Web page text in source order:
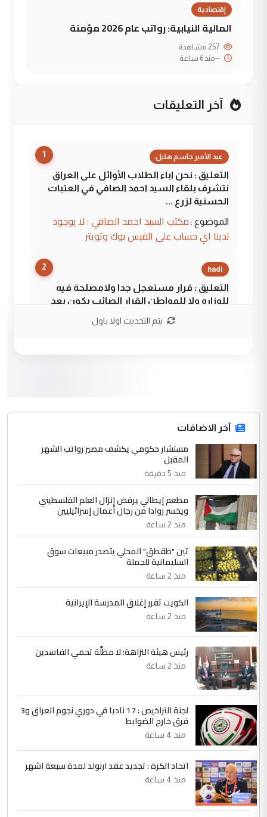
إقتصادية
المالية النيابية: رواتب عام 2026 مؤمنة
--منذ 6 ساعة
آخر التعليقات
1 عبد الأمير جاسم هليل
التعليق : نحن اباء الطلاب الأوائل على العراق
نتشرف بلقاء السيد احمد الصافي في العتبات
الحسنية لزرع ...
الموضوع : مكتب السيد احمد الصافي : لا يوجود
لدينا اي حساب على الفيس بوك وتويتر
2 hadi
التعليق : قرار مستعجل جدا ولامصلحة فيه
للوزاره ولا للمواطن القرار الصائب يكون بعد
جنسية الرافد الثالث للعراق ومن اصول عريقة
ابا فرات ...
الموضوع :
الجواهري يرد على صدام حسين سل
مضجعيك يابن الزنا (نص كامل)
سردار
التعليق : واحد من عصابة علي ماما يسقط
جنسية الرافد الثالث للعراق ومن اصول عريقة
ابا فرات ...
الموضوع :
الجواهري يرد على صدام حسين سل
مضجعيك يابن الزنا (نص كامل)
حيدر عاشور
التعليق : تحياتي لك استاذ حامدتركان. كلام
دقيق ومسؤول؛ فالاستثمار الحقيقي للإنسان
وثروات البلد يعتمد على الكفاءة ...
الموضوع :
بين الإهمال واغتصاب الأرض.. بلاد
الرافدين تعاني الجفاف والتصحر!!
يتم التحديث اولا باول
آخر الاضافات
مستشار حكومي يكشف مصير رواتب الشهر
المقبل
منذ 5 دقيقة
مطعم إيطالي يرفض إنزال العلم الفلسطيني
ويخسر روادا من رجال أعمال إسرائيليين
منذ 2 ساعة
تين "طقطق" المحلي يتصدر مبيعات سوق
السليمانية للجملة
منذ 2 ساعة
الكويت تقرر إغلاق المدرسة الإيرانية
منذ 2 ساعة
رئيس هيئة النزاهة: لا مظلَّة تحمي الفاسدين
منذ 2 ساعة
لجنة التراخيص : 17 ناديا في دوري نجوم العراق و3
فرق خارج الضوابط
منذ 4 ساعة
اتحاد الكرة : تجديد عقد ارنولد لمدة سبعة اشهر
منذ 4 ساعة